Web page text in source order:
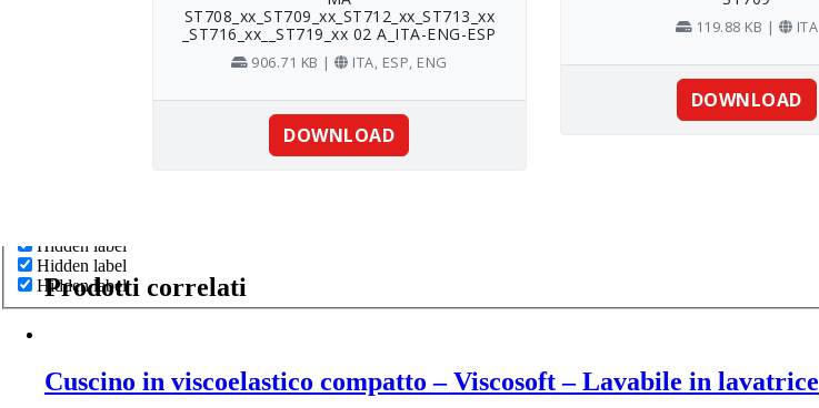
Hidden label
Hidden label
Hidden label
Prodotti correlati
Cuscino in viscoelastico compatto – Viscosoft – Lavabile in lavatrice